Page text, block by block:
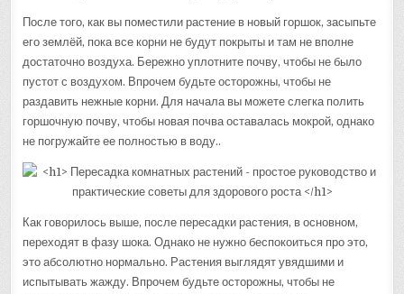
После того, как вы поместили растение в новый горшок, засыпьте
его землёй, пока все корни не будут покрыты и там не вполне
достаточно воздуха. Бережно уплотните почву, чтобы не было
пустот с воздухом. Впрочем будьте осторожны, чтобы не
раздавить нежные корни. Для начала вы можете слегка полить
горшочную почву, чтобы новая почва оставалась мокрой, однако
не погружайте ее полностью в воду..
Как говорилось выше, после пересадки растения, в основном,
переходят в фазу шока. Однако не нужно беспокоиться про это,
это абсолютно нормально. Растения выглядят увядшими и
испытывать жажду. Впрочем будьте осторожны, чтобы не